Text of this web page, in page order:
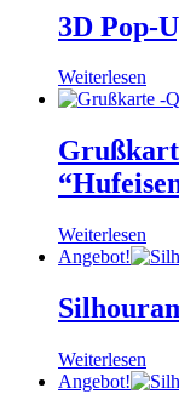
3D Pop-
Weiterlesen
Weiterlesen
Angebot!
Weiterlesen
Angebot!